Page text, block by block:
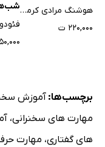
هوشنگ مرادی کرمانی
۲۲۰,۰۰۰ ت
برچسب‌ها:آموزش
مهارت های سخنرانی،
های گفتاری، مهارت